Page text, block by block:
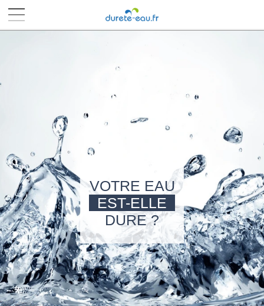
VOTRE EAU
EST-ELLE
DURE ?